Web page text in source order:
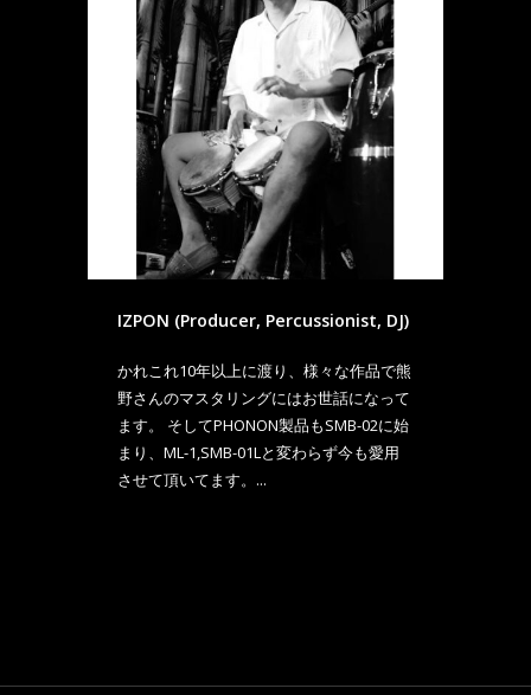
IZPON (Producer, Percussionist, DJ)
かれこれ10年以上に渡り、様々な作品で熊
野さんのマスタリングにはお世話になって
ます。 そしてPHONON製品もSMB-02に始
まり、ML-1,SMB-01Lと変わらず今も愛用
させて頂いてます。...